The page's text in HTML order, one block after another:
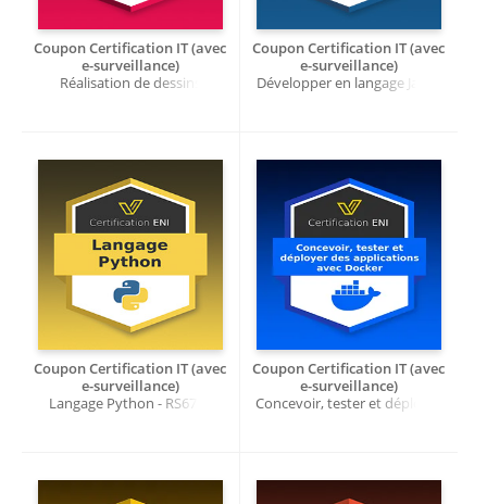
Coupon Certification IT (avec
e-surveillance)
Réalisation de dessins
Coupon Certification IT (avec
e-surveillance)
Développer en langage Java -
Coupon Certification IT (avec
e-surveillance)
Langage Python - RS6701
Coupon Certification IT (avec
e-surveillance)
Concevoir, tester et déployer